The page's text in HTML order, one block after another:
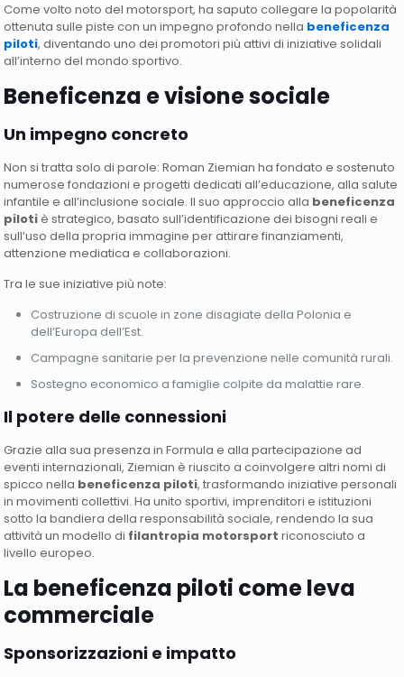
Come volto noto del motorsport, ha saputo collegare la popolarità
ottenuta sulle piste con un impegno profondo nella beneficenza
piloti, diventando uno dei promotori più attivi di iniziative solidali
all’interno del mondo sportivo.
Beneficenza e visione sociale
Un impegno concreto
Non si tratta solo di parole: Roman Ziemian ha fondato e sostenuto
numerose fondazioni e progetti dedicati all’educazione, alla salute
infantile e all’inclusione sociale. Il suo approccio alla beneficenza
pilotiè strategico, basato sull’identificazione dei bisogni reali e
sull’uso della propria immagine per attirare finanziamenti,
attenzione mediatica e collaborazioni.
Tra le sue iniziative più note:
Costruzione di scuole in zone disagiate della Polonia e
dell’Europa dell’Est.
Campagne sanitarie per la prevenzione nelle comunità rurali.
Sostegno economico a famiglie colpite da malattie rare.
Il potere delle connessioni
Grazie alla sua presenza in Formula e alla partecipazione ad
eventi internazionali, Ziemian è riuscito a coinvolgere altri nomi di
spicco nella beneficenza piloti, trasformando iniziative personali
in movimenti collettivi. Ha unito sportivi, imprenditori e istituzioni
sotto la bandiera della responsabilità sociale, rendendo la sua
attività un modello di filantropia motorsport riconosciuto a
livello europeo.
La beneficenza piloti come leva
commerciale
Sponsorizzazioni e impatto